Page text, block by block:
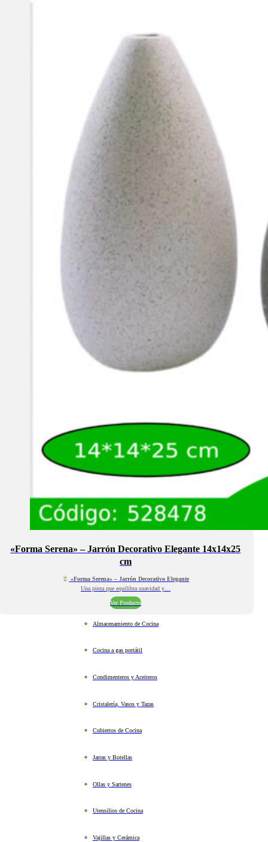
«Forma Serena» – Jarrón Decorativo Elegante 14x14x25
cm
«Forma Serena» – Jarrón Decorativo Elegante
Una pieza que equilibra suavidad y…
Ver Producto
Almacenamiento de Cocina
Cocina a gas portátil
Condimenteros y Aceiteros
Cristalería, Vasos y Tazas
Cubiertos de Cocina
Jarras y Botellas
Ollas y Sartenes
Utensilios de Cocina
Vajillas y Cerámica